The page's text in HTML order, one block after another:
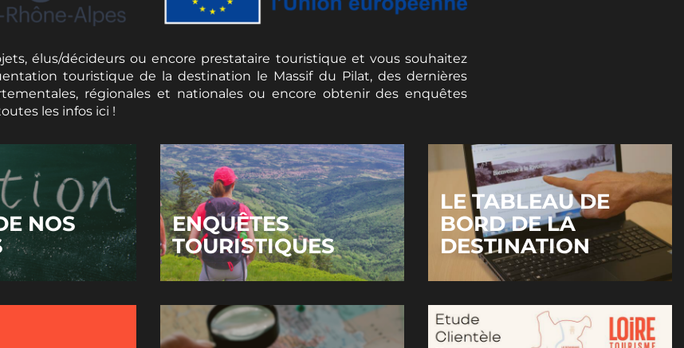
élus/décideurs ou encore prestataire touristique et vous souhaitez
touristique de la destination le Massif du Pilat, des dernières
régionales et nationales ou encore obtenir des enquêtes
les infos ici !
NOS
ENQUÊTES
TOURISTIQUES
LE TABLEAU DE
BORD DE LA
DESTINATION